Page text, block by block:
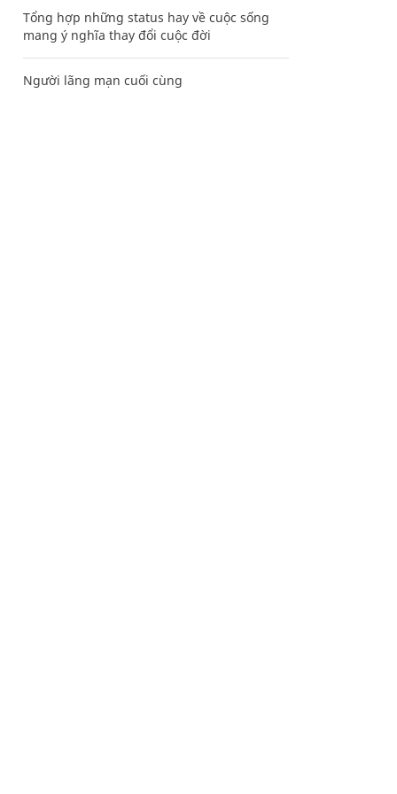
Tổng hợp những status hay về cuộc sống
mang ý nghĩa thay đổi cuộc đời
Người lãng mạn cuối cùng